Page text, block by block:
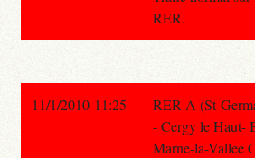
RER.
11/1/2010 11:25
RER A (St-
- Cergy le Haut-
Marne-la-Vallee